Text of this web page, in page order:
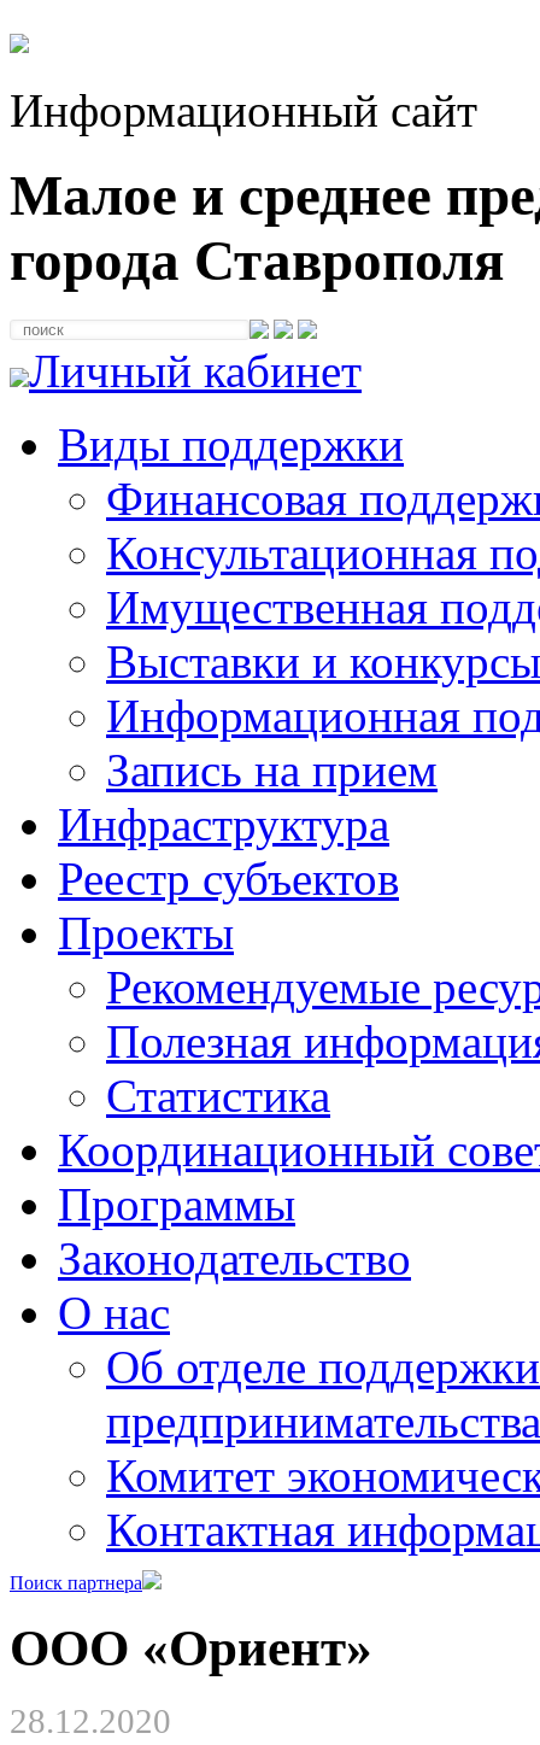
Информационный сайт
Малое и среднее
города Ставрополя
Личный кабинет
Виды поддержки
Финансовая
Консультационная
Имущественная
Выставки и конкурсы
Информационная
Запись на прием
Инфраструктура
Реестр субъектов
Проекты
Рекомендуемые
Полезная
Статистика
Координационный
Программы
Законодательство
О нас
Об отделе
предпринимательства
Комитет
Контактная
Поиск партнера
ООО «Ориент»
28.12.2020